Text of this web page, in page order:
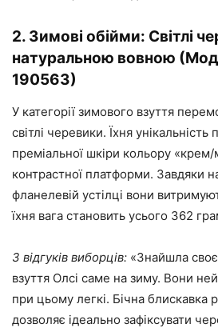
2. Зимові обійми: Світлі
натуральною вовною
190563)
У категорії зимового взуття
світлі черевики. Їхня
преміальної шкіри кольору
контрастної платформи. Завдяки
фланелевій устілці вони
їхня вага становить усього 362
З відгуків виборців: «Знайшла своє
взуття Олсі саме на зиму. Вони
при цьому легкі. Бічна блискавка
дозволяє ідеально зафіксувати